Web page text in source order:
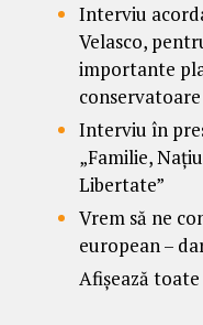
Interviu
Velasco,
importante
Interviu în
„Familie,
Libertate”
Vrem să ne
european –
Afișează